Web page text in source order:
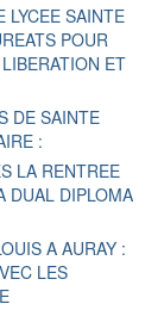
SAINTE
POUR
ET
DE SAINTE
:
LA RENTREE
DUAL DIPLOMA
A AURAY :
LES